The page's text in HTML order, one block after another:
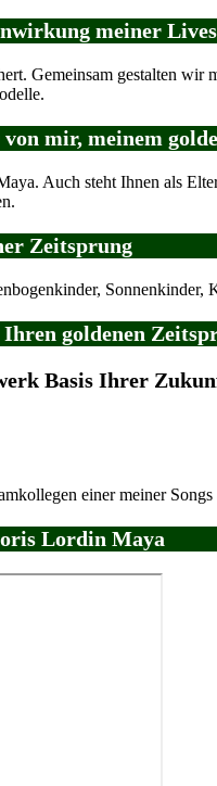
meiner
Gemeinsam gestalten
mir, meinem
Auch steht Ihnen als
Zeitsprung
goldenen
Basis Ihrer
einer meiner
Lordin Maya